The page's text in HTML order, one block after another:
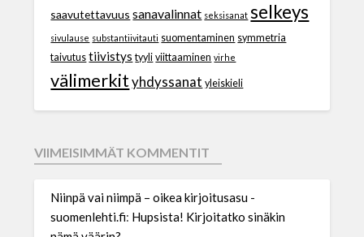
saavutettavuus sanavalinnat seksisanat selkeys
sivulause substantiivitauti suomentaminen symmetria
taivutus tiivistys tyyli viittaaminen virhe
välimerkit yhdyssanat yleiskieli
VIIMEISIMMÄT KOMMENTIT
Niinpä vai niimpä – oikea kirjoitusasu -
suomenlehti.fi: Hupsista! Kirjoitatko sinäkin